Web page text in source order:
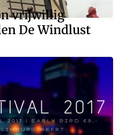
vrijwillig
De Windlust